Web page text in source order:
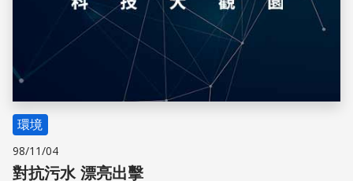
環境
98/11/04
對抗污水 漂亮出擊